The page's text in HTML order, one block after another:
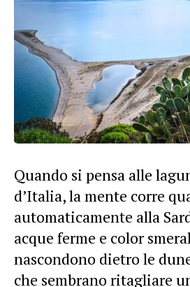
Quando si pensa alle
d’Italia, la mente corre
automaticamente alla
acque ferme e color
nascondono dietro le
che sembrano ritagliare